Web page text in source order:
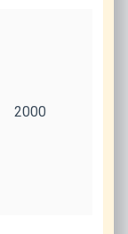
2000